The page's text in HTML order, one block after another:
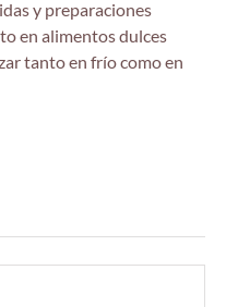
y preparaciones
en alimentos dulces
tanto en frío como en